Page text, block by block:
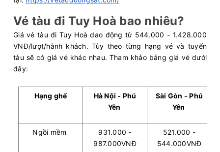
Vé tàu đi Tuy Hoà bao nhiêu?
Giá vé tàu đi Tuy Hoà dao động từ 544.000 - 1.428.000
VNĐ/lượt/hành khách. Tùy theo từng hạng vé và tuyến
tàu sẽ có giá vé khác nhau. Tham khảo bảng giá vé dưới
đây:
Hạng ghế
Hà Nội - Phú
Yên
Sài Gòn - Phú
Yên
Ngồi mềm
931.000 -
987.000VNĐ
521.000 -
544.000VNĐ